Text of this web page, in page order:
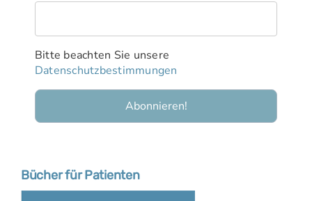
Bitte beachten Sie unsere
Datenschutzbestimmungen
Bücher für Patienten